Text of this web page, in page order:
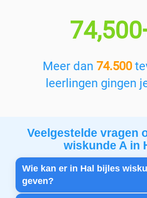
Meer dan 74.500
leerlingen gingen
Veelgestelde vragen
wiskunde A in
Wie kan er in Hal bijles
geven?